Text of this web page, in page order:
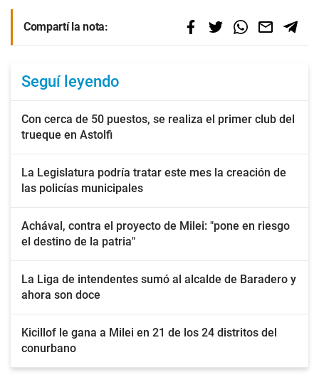
Compartí la nota:
Seguí leyendo
Con cerca de 50 puestos, se realiza el primer club del
trueque en Astolfi
La Legislatura podría tratar este mes la creación de
las policías municipales
Achával, contra el proyecto de Milei: "pone en riesgo
el destino de la patria"
La Liga de intendentes sumó al alcalde de Baradero y
ahora son doce
Kicillof le gana a Milei en 21 de los 24 distritos del
conurbano